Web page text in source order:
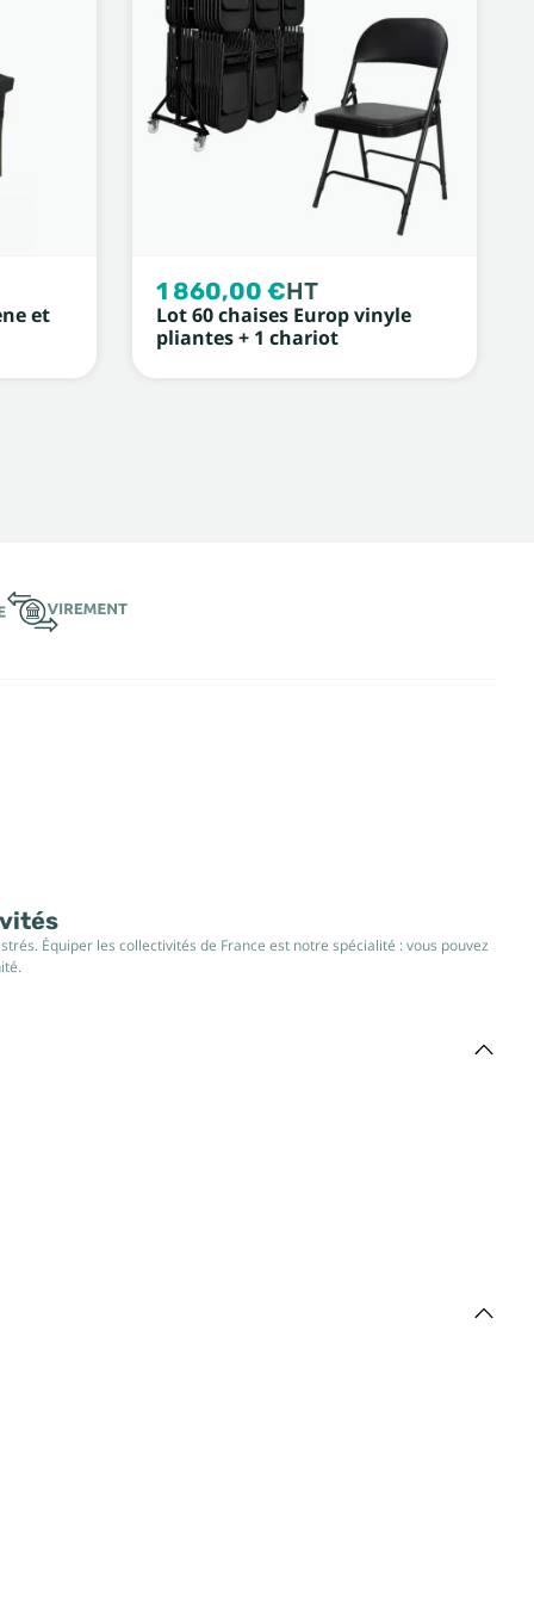
et
1 860,00 €HT
Lot 60 chaises Europ vinyle
pliantes + 1 chariot
Équiper les collectivités de France est notre spécialité : vous pouvez